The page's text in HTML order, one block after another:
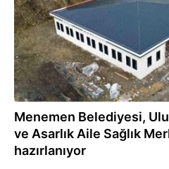
Menemen Belediyesi,
ve Asarlık Aile Sağlık
hazırlanıyor